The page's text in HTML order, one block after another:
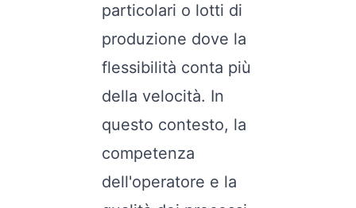
particolari o lotti di
produzione dove la
flessibilità conta più
della velocità. In
questo contesto, la
competenza
dell'operatore e la